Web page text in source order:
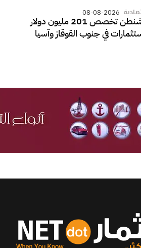
08-08-2026
روبيو: واشنطن تخصص 201 مليون دولار
في جنوب القوقاز وآسيا